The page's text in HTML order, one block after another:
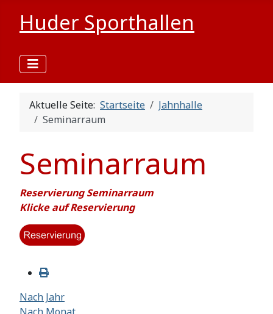
Huder Sporthallen
Aktuelle Seite: Startseite
Jahnhalle
Seminarraum
Seminarraum
Reservierung Seminarraum
Klicke auf Reservierung
Nach Jahr